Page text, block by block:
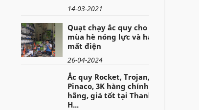
14-03-2021
Quạt chạy ắc quy cho
mùa hè nóng lực và hay
mất điện
26-04-2024
Ắc quy Rocket, Trojan,
Pinaco, 3K hàng chính
hãng, giá tốt tại Thanh
H...